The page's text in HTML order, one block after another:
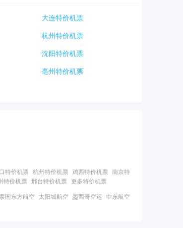
大连特价机票
杭州特价机票
沈阳特价机票
亳州特价机票
特价机票 杭州特价机票 鸡西特价机票 南京特
特价机票 邢台特价机票 更多特价机票
国东方航空 太阳城航空 墨西哥空运 中东航空